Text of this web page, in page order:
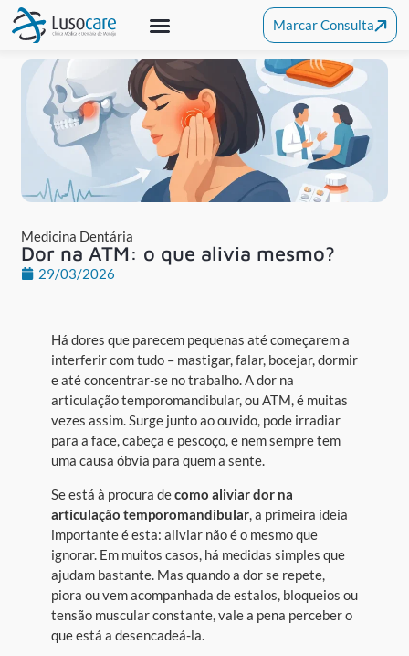
Marcar Consulta
Medicina Dentária
Dor na ATM: o que alivia mesmo?
29/03/2026
Há dores que parecem pequenas até começarem a
interferir com tudo – mastigar, falar, bocejar, dormir
e até concentrar-se no trabalho. A dor na
articulação temporomandibular, ou ATM, é muitas
vezes assim. Surge junto ao ouvido, pode irradiar
para a face, cabeça e pescoço, e nem sempre tem
uma causa óbvia para quem a sente.
Se está à procura decomo aliviar dor na
articulação temporomandibular, a primeira ideia
importante é esta: aliviar não é o mesmo que
ignorar. Em muitos casos, há medidas simples que
ajudam bastante. Mas quando a dor se repete,
piora ou vem acompanhada de estalos, bloqueios ou
tensão muscular constante, vale a pena perceber o
que está a desencadeá-la.